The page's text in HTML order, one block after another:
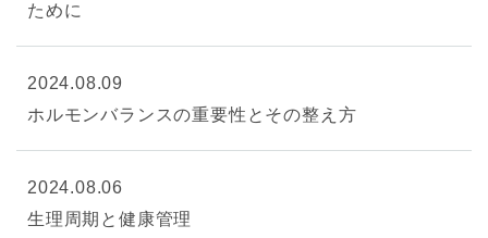
ために
2024.08.09
ホルモンバランスの重要性とその整え方
2024.08.06
生理周期と健康管理